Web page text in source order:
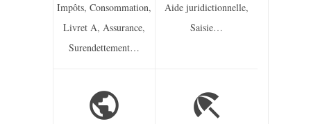
Impôts,Consommation,
Livret A,Assurance,
Surendettement…
Aide juridictionnelle,
Saisie…
public beach_access